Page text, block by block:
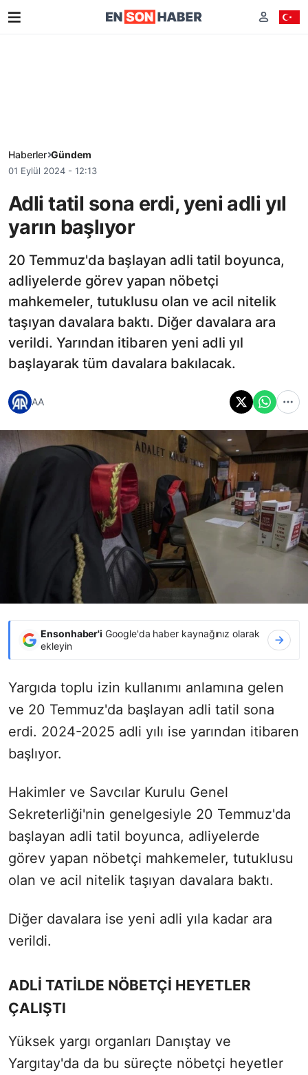
Haberler Gündem
01 Eylül 2024 - 12:13
Adli tatil sona erdi, yeni adli yıl
yarın başlıyor
20 Temmuz'da başlayan adli tatil boyunca,
adliyelerde görev yapan nöbetçi
mahkemeler, tutuklusu olan ve acil nitelik
taşıyan davalara baktı. Diğer davalara ara
verildi. Yarından itibaren yeni adli yıl
başlayarak tüm davalara bakılacak.
AA
Ensonhaber'i Google'da haber kaynağınız olarak
ekleyin
Yargıda toplu izin kullanımı anlamına gelen
ve 20 Temmuz'da başlayan adli tatil sona
erdi. 2024-2025 adli yılı ise yarından itibaren
başlıyor.
Hakimler ve Savcılar Kurulu Genel
Sekreterliği'nin genelgesiyle 20 Temmuz'da
başlayan adli tatil boyunca, adliyelerde
görev yapan nöbetçi mahkemeler, tutuklusu
olan ve acil nitelik taşıyan davalara baktı.
Diğer davalara ise yeni adli yıla kadar ara
verildi.
ADLİ TATİLDE NÖBETÇİ HEYETLER
ÇALIŞTI
Yüksek yargı organları Danıştay ve
Yargıtay'da da bu süreçte nöbetçi heyetler